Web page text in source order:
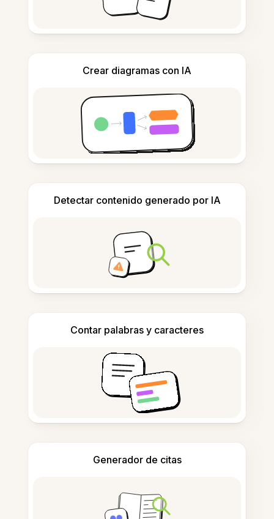
Crear diagramas con IA
Detectar contenido generado por IA
Contar palabras y caracteres
Generador de citas